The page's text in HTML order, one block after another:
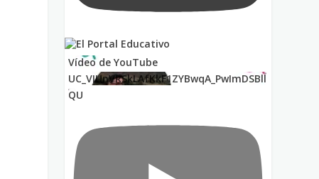
Vídeo de YouTube
UC_VIUnVRSkLAfKkF1ZYBwqA_PwImDSBll
QU